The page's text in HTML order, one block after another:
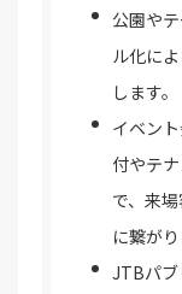
公園や
ル化に
します。
イベン
付やテ
で、来
に繋がり
JTBパブ